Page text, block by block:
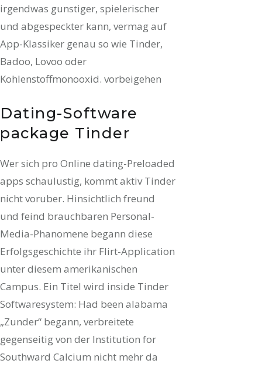
irgendwas gunstiger, spielerischer
und abgespeckter kann, vermag auf
App-Klassiker genau so wie Tinder,
Badoo, Lovoo oder
Kohlenstoffmonooxid. vorbeigehen
Dating-Software
package Tinder
Wer sich pro Online dating-Preloaded
apps schaulustig, kommt aktiv Tinder
nicht voruber. Hinsichtlich freund
und feind brauchbaren Personal-
Media-Phanomene begann diese
Erfolgsgeschichte ihr Flirt-Application
unter diesem amerikanischen
Campus. Ein Titel wird inside Tinder
Softwaresystem: Had been alabama
„Zunder“ begann, verbreitete
gegenseitig von der Institution for
Southward Calcium nicht mehr da